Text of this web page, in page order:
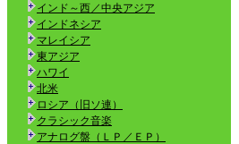
インド～西／中央アジア
インドネシア
マレイシア
東アジア
ハワイ
北米
ロシア（旧ソ連）
クラシック音楽
アナログ盤（ＬＰ／ＥＰ）